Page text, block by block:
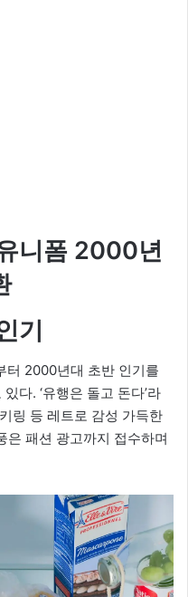
니폼 2000년
기
터 2000년대 초반 인기를
다. ‘유행은 돌고 돈다’라
링 등 레트로 감성 가득한
은 패션 광고까지 접수하며